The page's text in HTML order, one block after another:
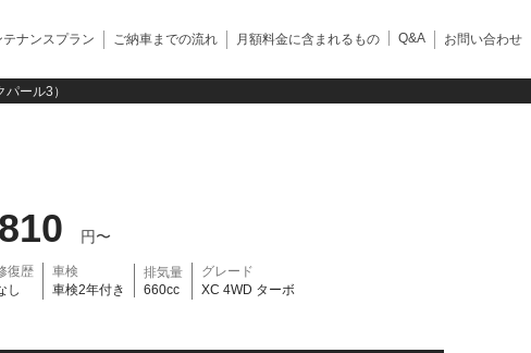
テナンスプラン ご納車までの流れ 月額料金に含まれるもの Q&A お問い合わせ
ール3）
円〜
復歴
し
車検
車検2年付き
排気量
660cc
グレード
XC 4WD ターボ